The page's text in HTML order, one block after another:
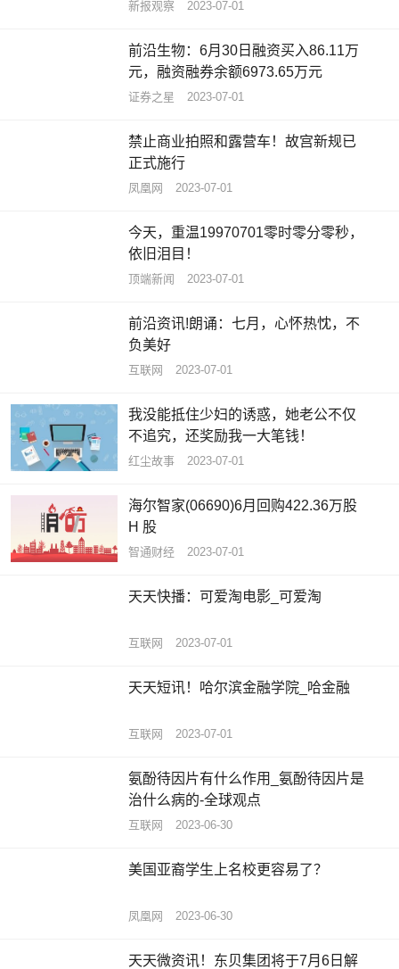
新报观察 2023-07-01
前沿生物：6月30日融资买入86.11万
元，融资融券余额6973.65万元
证券之星 2023-07-01
禁止商业拍照和露营车！故宫新规已
正式施行
凤凰网 2023-07-01
今天，重温19970701零时零分零秒，
依旧泪目！
顶端新闻 2023-07-01
前沿资讯!朗诵：七月，心怀热忱，不
负美好
互联网 2023-07-01
我没能抵住少妇的诱惑，她老公不仅
不追究，还奖励我一大笔钱！
红尘故事 2023-07-01
海尔智家(06690)6月回购422.36万股
H 股
智通财经 2023-07-01
天天快播：可爱淘电影_可爱淘
互联网 2023-07-01
天天短讯！哈尔滨金融学院_哈金融
互联网 2023-07-01
氨酚待因片有什么作用_氨酚待因片是
治什么病的-全球观点
互联网 2023-06-30
美国亚裔学生上名校更容易了？
凤凰网 2023-06-30
天天微资讯！东贝集团将于7月6日解